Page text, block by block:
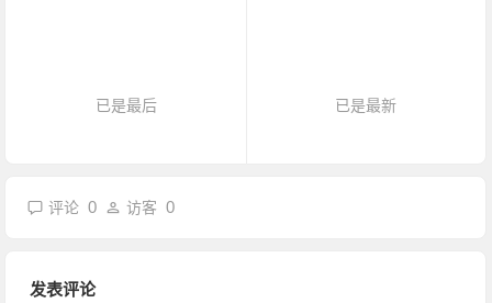
已是最后 已是最新
评论0 访客0
发表评论